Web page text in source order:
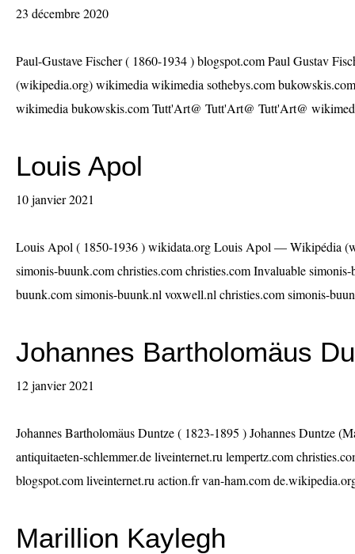
23 décembre 2020
Paul-Gustave Fischer ( 1860-1934 ) blogspot.com Paul Gustav
(wikipedia.org) wikimedia wikimedia sothebys.com
wikimedia bukowskis.com Tutt'Art@ Tutt'Art@ Tutt'Art@
Louis Apol
10 janvier 2021
Louis Apol ( 1850-1936 ) wikidata.org Louis Apol — Wikipédia
simonis-buunk.com christies.com christies.com Invaluable
buunk.com simonis-buunk.nl voxwell.nl christies.com simonis-
Johannes Bartholomäus
12 janvier 2021
Johannes Bartholomäus Duntze ( 1823-1895 ) Johannes Duntze
antiquitaeten-schlemmer.de liveinternet.ru lempertz.com
blogspot.com liveinternet.ru action.fr van-ham.com
Marillion Kaylegh